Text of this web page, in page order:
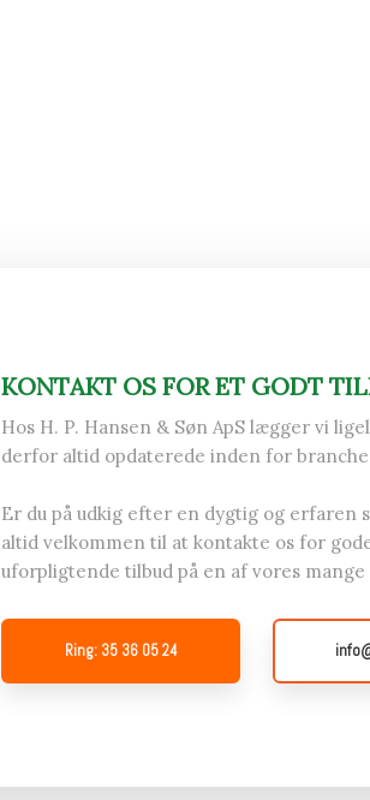
KONTAKT OS FOR ET GODT
Hos H. P. Hansen & Søn ApS lægger vi
derfor altid opdaterede inden for
Er du på udkig efter en dygtig og erfaren
altid velkommen til at kontakte os for
uforpligtende tilbud på en af vores mange
Ring: 35 36 05 24